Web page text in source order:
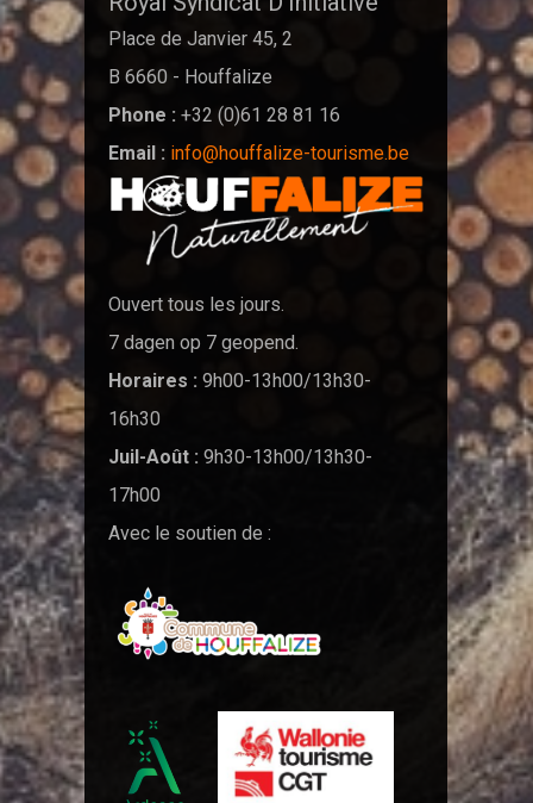
Place de Janvier 45, 2
B 6660 - Houffalize
Phone : +32 (0)61 28 81 16
Email : info@houffalize-tourisme.be
Ouvert tous les jours.
7 dagen op 7 geopend.
Horaires : 9h00-13h00/13h30-
16h30
Juil-Août : 9h30-13h00/13h30-
17h00
Avec le soutien de :